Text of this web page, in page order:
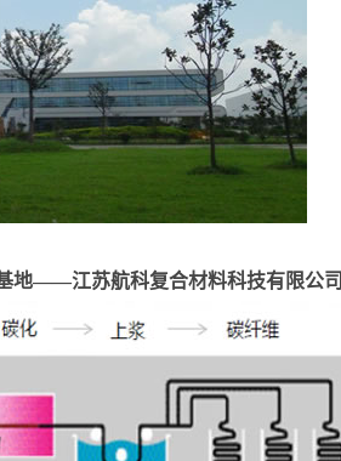
地——江苏航科复合材料科技有限公司